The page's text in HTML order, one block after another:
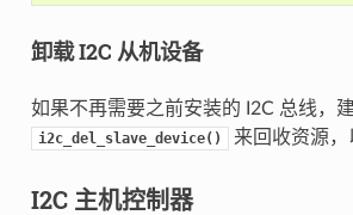
卸载 I2C 从机设备
如果不再需要之前安装的 I2C 总线，
i2c_del_slave_device() 来回收资源，
I2C 主机控制器